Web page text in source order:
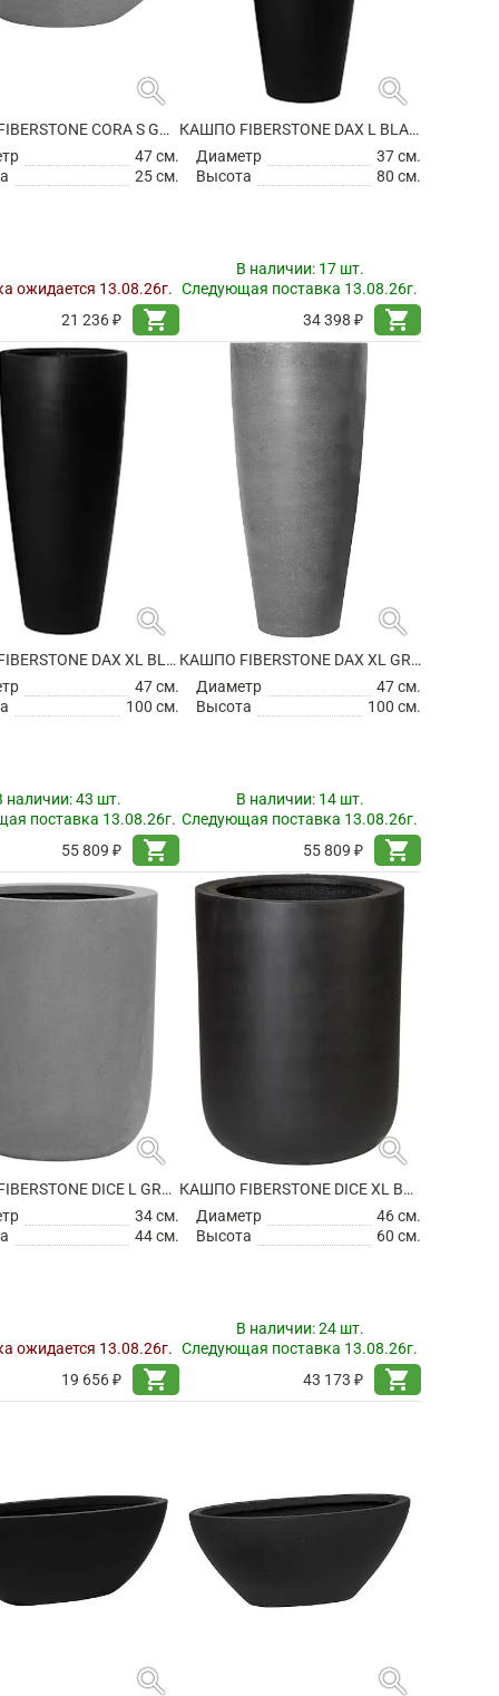
search
КАШПО FIBERSTONE CORA S GREY
47 см.
25 см.
ожидается 13.08.26г.
21 236 ₽
shopping_cart
search
КАШПО FIBERSTONE DAX L BLACK
Диаметр
37 см.
Высота
80 см.
В наличии: 17 шт.
Следующая поставка 13.08.26г.
34 398 ₽
shopping_cart
search
КАШПО FIBERSTONE DAX XL BLACK
47 см.
100 см.
наличии:43 шт.
поставка 13.08.26г.
55 809 ₽
shopping_cart
search
КАШПО FIBERSTONE DAX XL GREY
Диаметр
47 см.
Высота
100 см.
В наличии: 14 шт.
Следующая поставка 13.08.26г.
55 809 ₽
shopping_cart
search
КАШПО FIBERSTONE DICE L GREY
34 см.
44 см.
ожидается 13.08.26г.
19 656 ₽
shopping_cart
search
КАШПО FIBERSTONE DICE XL BLACK
Диаметр
46 см.
Высота
60 см.
В наличии:24 шт.
Следующая поставка 13.08.26г.
43 173 ₽
shopping_cart
search search